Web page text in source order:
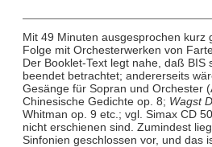
Mit 49 Minuten ausgesprochen kurz
Folge mit Orchesterwerken von
Der Booklet-Text legt nahe, daß BIS
beendet betrachtet; andererseits
Gesänge für Sopran und Orchester
Chinesische Gedichte op. 8; Wagst
Whitman op. 9 etc.; vgl. Simax CD
nicht erschienen sind. Zumindest
Sinfonien geschlossen vor, und das